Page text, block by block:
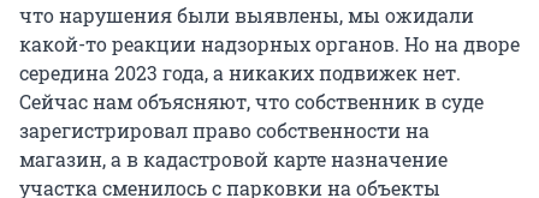
что нарушения были выявлены, мы ожидали
какой-то реакции надзорных органов. Но на дворе
середина 2023 года, а никаких подвижек нет.
Сейчас нам объясняют, что собственник в суде
зарегистрировал право собственности на
магазин, а в кадастровой карте назначение
участка сменилось с парковки на объекты